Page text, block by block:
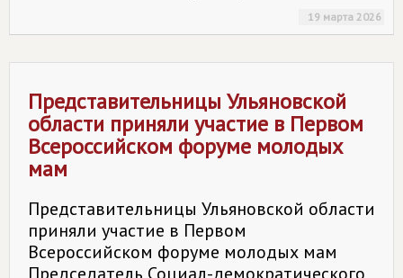
19 марта 2026
Представительницы Ульяновской
области приняли участие в Первом
Всероссийском форуме молодых
мам
Представительницы Ульяновской области
приняли участие в Первом
Всероссийском форуме молодых мам